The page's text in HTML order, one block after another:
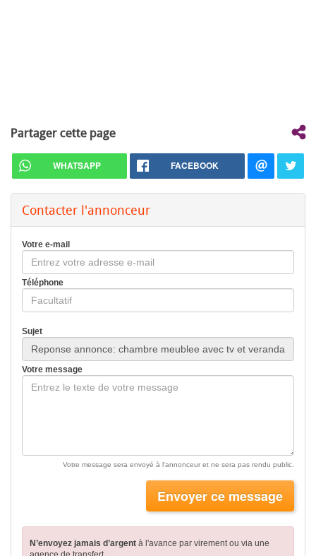
Partager cette page
WHATSAPP FACEBOOK
Contacter l'annonceur
Votre e-mail
Téléphone
Sujet
Votre message
Votre message sera envoyé à l'annonceur et ne sera pas rendu public.
Envoyer ce message
N’envoyez jamais d’argent à l'avance par virementou via une